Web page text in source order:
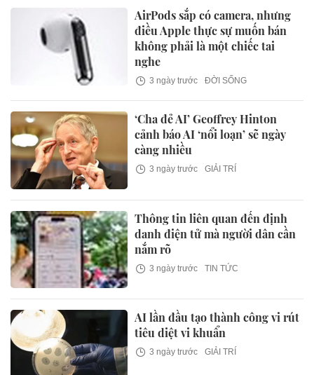
AirPods sắp có camera, nhưng
điều Apple thực sự muốn bán
không phải là một chiếc tai
nghe
3 ngày trước ĐỜI SỐNG
‘Cha đẻ AI’ Geoffrey Hinton
cảnh báo AI ‘nổi loạn’ sẽ ngày
càng nhiều
3 ngày trước GIẢI TRÍ
Thông tin liên quan đến định
danh điện tử mà người dân cần
nắm rõ
3 ngày trước TIN TỨC
AI lần đầu tạo thành công vi rút
tiêu diệt vi khuẩn
3 ngày trước GIẢI TRÍ